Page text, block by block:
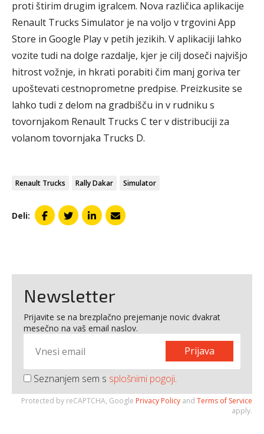
proti štirim drugim igralcem. Nova različica aplikacije
Renault Trucks Simulator je na voljo v trgovini App
Store in Google Play v petih jezikih. V aplikaciji lahko
vozite tudi na dolge razdalje, kjer je cilj doseči najvišjo
hitrost vožnje, in hkrati porabiti čim manj goriva ter
upoštevati cestnoprometne predpise. Preizkusite se
lahko tudi z delom na gradbišču in v rudniku s
tovornjakom Renault Trucks C ter v distribuciji za
volanom tovornjaka Trucks D.
Renault Trucks Rally Dakar Simulator
Deli:
Newsletter
Prijavite se na brezplačno prejemanje novic dvakrat
mesečno na vaš email naslov.
Prijava
Seznanjem sem s splošnimi pogoji.
Protected by reCAPTCHA, Google Privacy Policy and Terms of Service
apply.